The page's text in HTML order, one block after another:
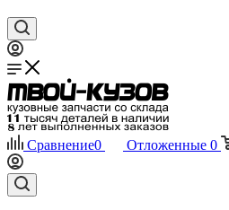
Сравнение0 Отложенные 0